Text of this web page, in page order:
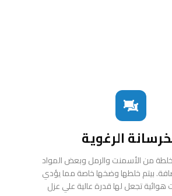
الرغوية
من الأسمنت والرمل وبعض المواد
بيتم خلطها وضخها خاصة مما يؤدي
هوائية تجعل لها قدرة عالية علي عزل